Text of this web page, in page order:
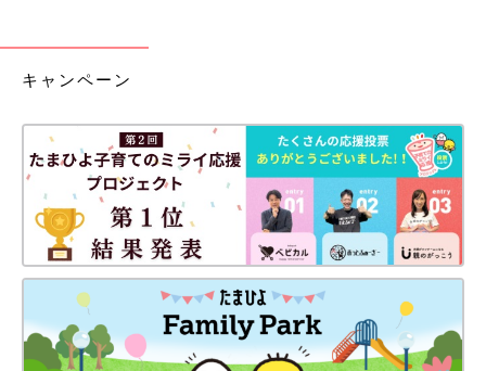
最近購入したPS5。すき間時間に楽しんでいるそう。（杏さんInstagramより）
――パリでも犬たちとの暮らしを大事にされていますが、杏さん
と子どもたちにとって、犬はどんな存在ですか？
杏 私にとって犬たちは癒やしですね。そして助かる存在でもあ
ります。子どもたちにとってはある意味、理不尽な存在かもしれ
ません。言葉が通じないので自分たちの思うようには動いてくれ
ないこともあります。床におもちゃを落とせばかまれ、壊されて
しまう危険性もあります。でも、悲しくて泣いているとそっと寄
り添ってくれます。言葉を超えた存在です。
いたずらばかりする犬もいますが、犬もかしこいのでしっかり考
えています。だからこそ、家族の一員として向き合ってあげなく
キャンペーン